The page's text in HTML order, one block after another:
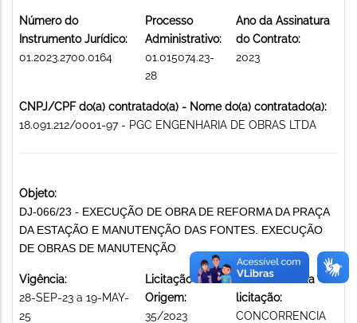
Número do
Instrumento Jurídico:
01.2023.2700.0164
Processo
Administrativo:
01.015074.23-
28
Ano da Assinatura
do Contrato:
2023
CNPJ/CPF do(a) contratado(a) - Nome do(a) contratado(a):
18.091.212/0001-97 - PGC ENGENHARIA DE OBRAS LTDA
Objeto:
DJ-066/23 - EXECUÇÃO DE OBRA DE REFORMA DA PRAÇA
DA ESTAÇÃO E MANUTENÇÃO DAS FONTES. EXECUÇÃO
DE OBRAS DE MANUTENÇÃO
Vigência:
28-SEP-23 a 19-MAY-
25
Licitação de
Origem:
35/2023
Modalidade da
licitação:
CONCORRENCIA